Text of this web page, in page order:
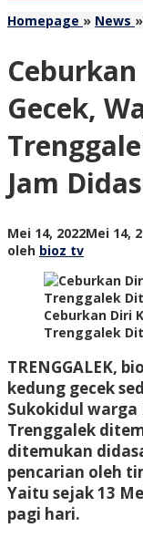
Homepage » News »
Gecek,
Jam
Mei 14, 2022Mei 14,
oleh bioz tv
Ceburkan Diri
Trenggalek
TRENGGALEK,
kedung gecek
Sukokidul warga
Trenggalek
ditemukan
pencarian oleh
Yaitu sejak 13
pagi hari.